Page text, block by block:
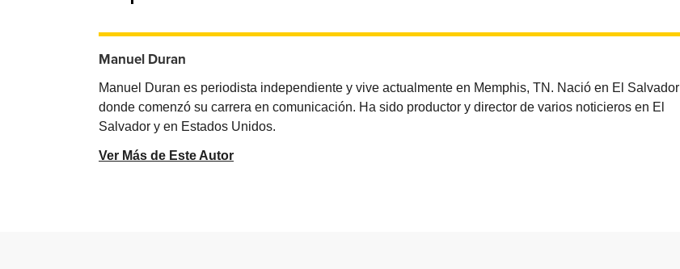
Manuel Duran
Manuel Duran es periodista independiente y vive actualmente en Memphis, TN. Nació en El Salvador
donde comenzó su carrera en comunicación. Ha sido productor y director de varios noticieros en El
Salvador y en Estados Unidos.
Ver Más de Este Autor